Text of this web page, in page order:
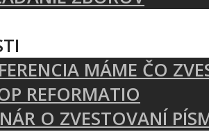
MÁME ČO
REFORMATIO
O ZVESTOVANÍ